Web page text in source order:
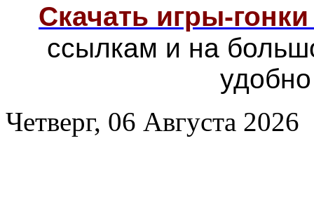
Скачать игры-
ссылкам и на
Четверг, 06 Августа 2026